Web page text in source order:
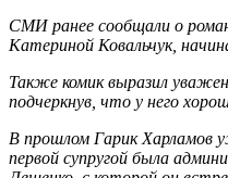
СМИ ранее сообщали о
Катериной Ковальчук,
Также комик выразил
подчеркнув, что у него
В прошлом Гарик Харламов
первой супругой была